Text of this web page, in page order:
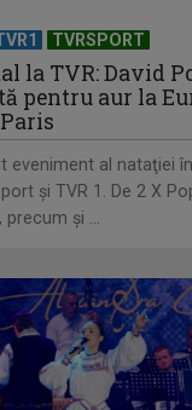
Cupa Mondială în
TVRSPORT
la TVR: David
pentru aur la
eveniment al nataţiei în
şi TVR 1. De 2 X